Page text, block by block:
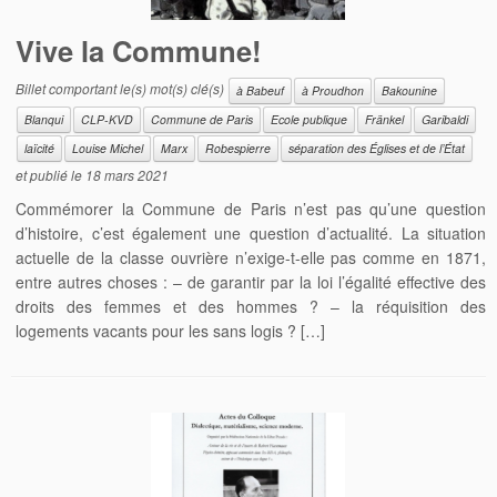
Vive la Commune!
Billet comportant le(s) mot(s) clé(s) à Babeuf à Proudhon
Bakounine
Blanqui
CLP-KVD Commune de Paris Ecole publique Fränkel
Garibaldi
laïcité
Louise Michel Marx Robespierre séparation des Églises et de l’État
et publié le 18 mars 2021
Commémorer la Commune de Paris n’est pas qu’une question
d’histoire, c’est également une question d’actualité. La situation
actuelle de la classe ouvrière n’exige-t-elle pas comme en 1871,
entre autres choses : – de garantir par la loi l’égalité effective des
droits des femmes et des hommes ? – la réquisition des
logements vacants pour les sans logis ? […]